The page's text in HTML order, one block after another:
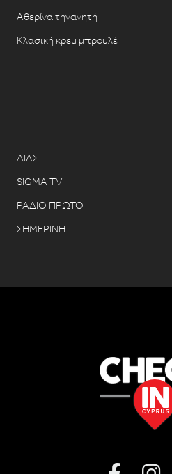
Αθερίνα τηγανητή
Κλασική κρεμ μπρουλέ
ΔΙΑΣ
SIGMA TV
ΡΑΔΙΟ ΠΡΩΤΟ
ΣΗΜΕΡΙΝΗ